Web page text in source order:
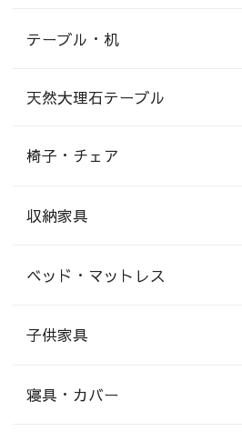
テーブル・机
天然大理石テーブル
椅子・チェア
収納家具
ベッド・マットレス
子供家具
寝具・カバー